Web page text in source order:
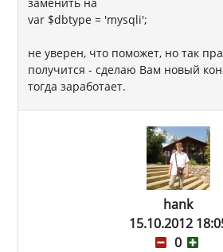
var $dbtype = 'mysqli';
не уверен, что поможет, но так
получится - сделаю Вам новый
тогда заработает.
hank
15.10.2012
0